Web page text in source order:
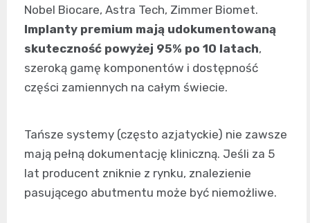
Nobel Biocare, Astra Tech, Zimmer Biomet.
Implanty premium mają udokumentowaną
skuteczność powyżej 95% po 10 latach,
szeroką gamę komponentów i dostępność
części zamiennych na całym świecie.
Tańsze systemy (często azjatyckie) nie zawsze
mają pełną dokumentację kliniczną. Jeśli za 5
lat producent zniknie z rynku, znalezienie
pasującego abutmentu może być niemożliwe.